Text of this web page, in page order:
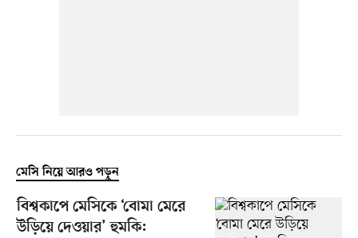
মেসি নিয়ে আরও পড়ুন
বিশ্বকাপে মেসিকে ‘বোমা মেরে
উড়িয়ে দেওয়ার’ হুমকি: